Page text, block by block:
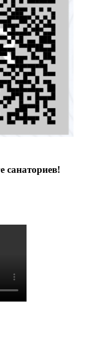
санаториев!